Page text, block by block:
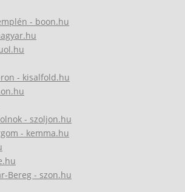
- boon.hu
- kisalfold.hu
- szoljon.hu
- kemma.hu
Bereg - szon.hu